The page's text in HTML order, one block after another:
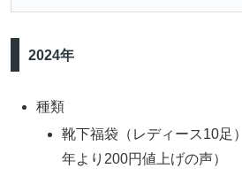
2024年
種類
靴下福袋（レディース10足
年より200円値上げの声）